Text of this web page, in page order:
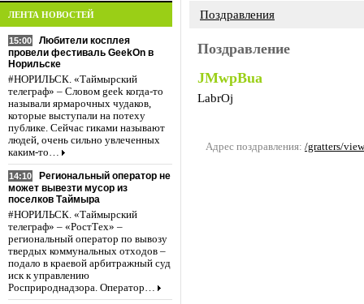
ЛЕНТА НОВОСТЕЙ
15:00
Любители косплея
провели фестиваль GeekOn в
Норильске
#НОРИЛЬСК. «Таймырский
телеграф» – Словом geek когда-то
называли ярмарочных чудаков,
которые выступали на потеху
публике. Сейчас гиками называют
людей, очень сильно увлеченных
каким-то…
14:10
Региональный оператор не
может вывезти мусор из
поселков Таймыра
#НОРИЛЬСК. «Таймырский
телеграф» – «РостТех» –
региональный оператор по вывозу
твердых коммунальных отходов –
подало в краевой арбитражный суд
иск к управлению
Росприроднадзора. Оператор…
Поздравления
Поздравление
JMwpBua
LabrOj
Адрес поздравления: /gratters/